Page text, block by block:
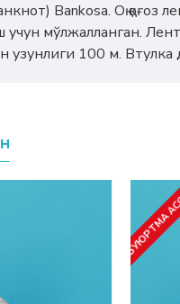
Bankosa. Оқ
учун мўлжалланган.
узунлиги 100 м.